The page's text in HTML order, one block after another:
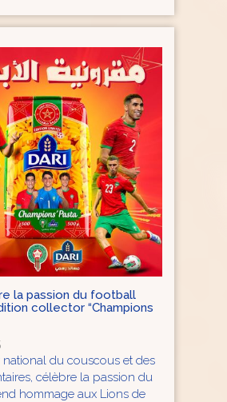
la passion du football
collector “Champions
national du couscous et des
célèbre la passion du
hommage aux Lions de